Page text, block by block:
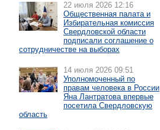
22 июля 2026 12:16
Общественная палата и
Избирательная комиссия
Свердловской области
подписали соглашение о
сотрудничестве на выборах
14 июля 2026 09:51
Уполномоченный по
правам человека в России
Яна Лантратова впервые
посетила Свердловскую
область